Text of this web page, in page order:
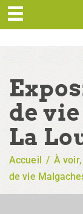
de
La
Accueil / À
de vie